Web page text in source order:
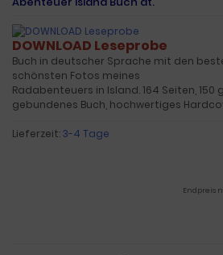
DOWNLOAD Leseprobe
Buch in deutscher Sprache mit den
schönsten Fotos meines
Radabenteuers in Island. 164 Seiten, 150
gebundenes Buch, hochwertiges
Lieferzeit:3-4 Tage
Endpreis